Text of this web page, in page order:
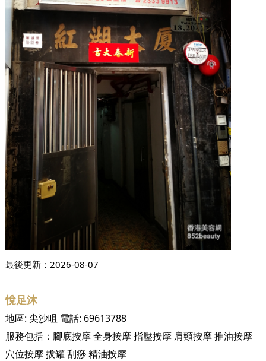
最後更新： 2026-08-07
悅足沐
地區: 尖沙咀 電話: 69613788
服務包括： 腳底按摩全身按摩指壓按摩 肩頸按摩推油按摩
穴位按摩拔罐刮痧精油按摩